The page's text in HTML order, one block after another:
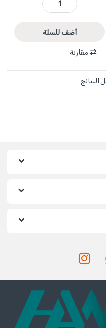
WAB15601 - كور هواء 600 واط WADFOW quantity
أضف للسلة
مقارنة